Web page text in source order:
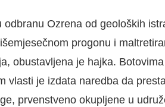
Ozrena od geoloških
progonu i
obustavljena je hajka.
vlasti je izdata naredba da
prvenstveno okupljene u